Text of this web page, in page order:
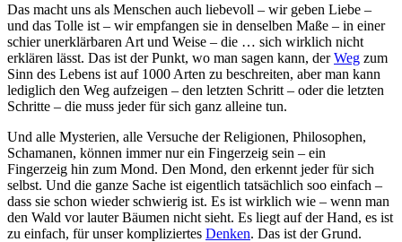
Das macht uns als Menschen auch liebevoll – wir geben Liebe –
und das Tolle ist – wir empfangen sie in denselben Maße – in einer
schier unerklärbaren Art und Weise – die … sich wirklich nicht
erklären lässt. Das ist der Punkt, wo man sagen kann, derWeg zum
Sinn des Lebens ist auf 1000 Arten zu beschreiten, aber man kann
lediglich den Weg aufzeigen – den letzten Schritt – oder die letzten
Schritte – die muss jeder für sich ganz alleine tun.
Und alle Mysterien, alle Versuche der Religionen, Philosophen,
Schamanen, können immer nur ein Fingerzeig sein – ein
Fingerzeig hin zum Mond. Den Mond, den erkennt jeder für sich
selbst. Und die ganze Sache ist eigentlich tatsächlich soo einfach –
dass sie schon wieder schwierig ist. Es ist wirklich wie – wenn man
den Wald vor lauter Bäumen nicht sieht. Es liegt auf der Hand, es ist
zu einfach, für unser kompliziertes Denken. Das ist der Grund.